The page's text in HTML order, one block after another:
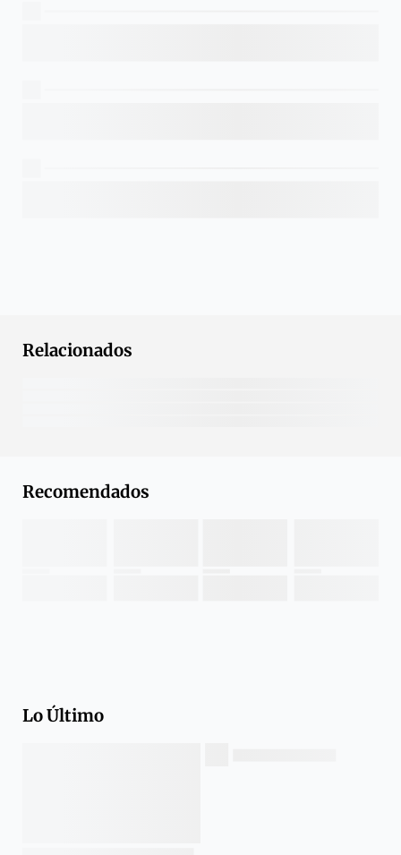
Relacionados
Recomendados
Lo Último